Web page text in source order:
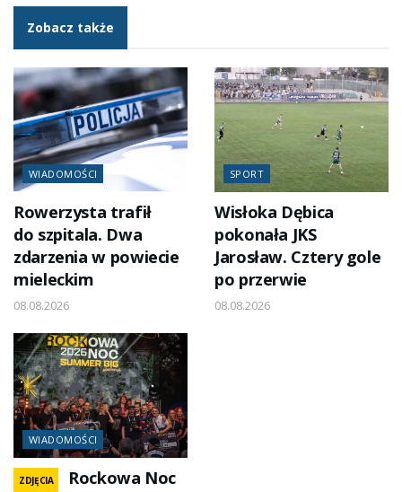
Zobacz także
WIADOMOŚCI
Rowerzysta trafił
do szpitala. Dwa
zdarzenia w powiecie
mieleckim
08.08.2026
SPORT
Wisłoka Dębica
pokonała JKS
Jarosław. Cztery gole
po przerwie
08.08.2026
WIADOMOŚCI
ZDJĘCIA
Rockowa Noc